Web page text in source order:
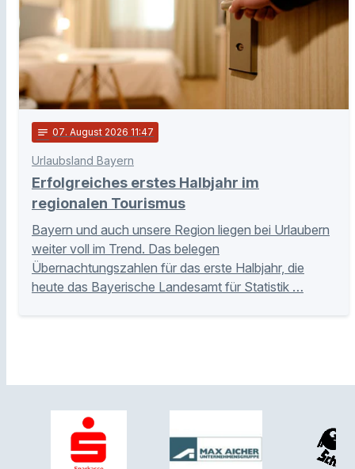
notes 07. August 2026 11:47
Urlaubsland Bayern
Erfolgreiches erstes Halbjahr im
regionalen Tourismus
Bayern und auch unsere Region liegen bei Urlaubern
weiter voll im Trend. Das belegen
Übernachtungszahlen für das erste Halbjahr, die
heute das Bayerische Landesamt für Statistik …